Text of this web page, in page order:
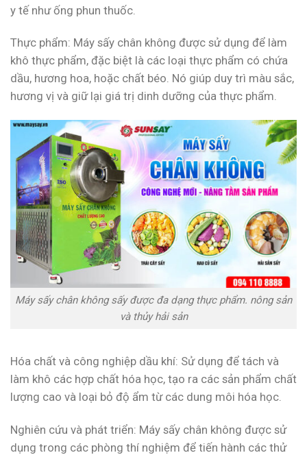
y tế như ống phun thuốc.
Thực phẩm: Máy sấy chân không được sử dụng để làm
khô thực phẩm, đặc biệt là các loại thực phẩm có chứa
dầu, hương hoa, hoặc chất béo. Nó giúp duy trì màu sắc,
hương vị và giữ lại giá trị dinh dưỡng của thực phẩm.
Máy sấy chân không sấy được đa dạng thực phẩm. nông sản
và thủy hải sản
Hóa chất và công nghiệp dầu khí: Sử dụng để tách và
làm khô các hợp chất hóa học, tạo ra các sản phẩm chất
lượng cao và loại bỏ độ ẩm từ các dung môi hóa học.
Nghiên cứu và phát triển: Máy sấy chân không được sử
dụng trong các phòng thí nghiệm để tiến hành các thử